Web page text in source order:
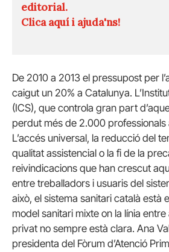
editorial.
Clica aquí i ajuda'ns!
De 2010 a 2013 el pressupost per
caigut un 20% a Catalunya.
(ICS), que controla gran part
perdut més de 2.000 professionals
L’accés universal, la reducció del
qualitat assistencial o la fi de la
reivindicacions que han crescut
entre treballadors i usuaris del
això, el sistema sanitari català està
model sanitari mixte on la línia entre
privat no sempre està clara. Ana
presidenta del Fòrum d’Atenció